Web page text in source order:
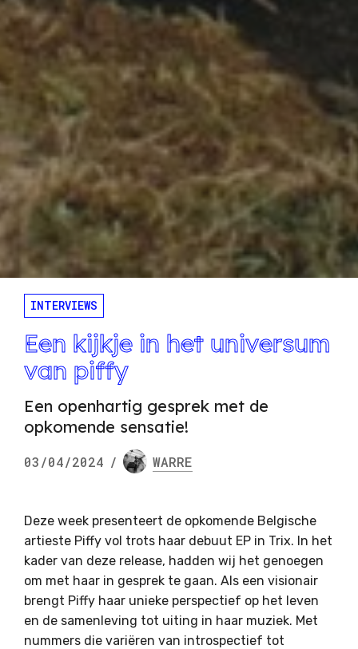
INTERVIEWS
Een kijkje in het universum
van piffy
Een openhartig gesprek met de
opkomende sensatie!
03/04/2024 / WARRE
Deze week presenteert de opkomende Belgische
artieste Piffy vol trots haar debuut EP in Trix. In het
kader van deze release, hadden wij het genoegen
om met haar in gesprek te gaan. Als een visionair
brengt Piffy haar unieke perspectief op het leven
en de samenleving tot uiting in haar muziek. Met
nummers die variëren van introspectief tot